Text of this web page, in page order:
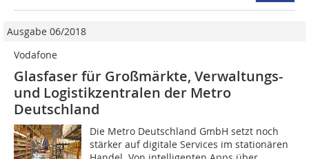
Ausgabe 06/2018
Vodafone
Glasfaser für Großmärkte, Verwaltungs-
und Logistikzentralen der Metro
Deutschland
Die Metro Deutschland GmbH setzt noch
stärker auf digitale Services im stationären